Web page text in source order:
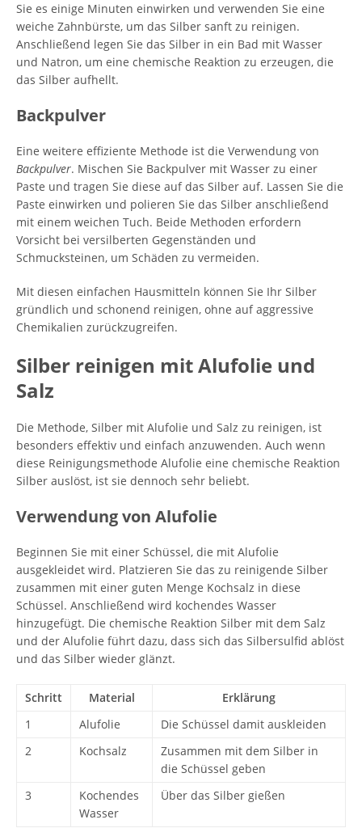
Sie es einige Minuten einwirken und verwenden Sie eine
weiche Zahnbürste, um das Silber sanft zu reinigen.
Anschließend legen Sie das Silber in ein Bad mit Wasser
und Natron, um eine chemische Reaktion zu erzeugen, die
das Silber aufhellt.
Backpulver
Eine weitere effiziente Methode ist die Verwendung von
Backpulver. Mischen Sie Backpulver mit Wasser zu einer
Paste und tragen Sie diese auf das Silber auf. Lassen Sie die
Paste einwirken und polieren Sie das Silber anschließend
mit einem weichen Tuch. Beide Methoden erfordern
Vorsicht bei versilberten Gegenständen und
Schmucksteinen, um Schäden zu vermeiden.
Mit diesen einfachen Hausmitteln können Sie Ihr Silber
gründlich und schonend reinigen, ohne auf aggressive
Chemikalien zurückzugreifen.
Silber reinigen mit Alufolie und
Salz
Die Methode, Silber mit Alufolie und Salz zu reinigen, ist
besonders effektiv und einfach anzuwenden. Auch wenn
diese Reinigungsmethode Alufolie eine chemische Reaktion
Silber auslöst, ist sie dennoch sehr beliebt.
Verwendung von Alufolie
Beginnen Sie mit einer Schüssel, die mit Alufolie
ausgekleidet wird. Platzieren Sie das zu reinigende Silber
zusammen mit einer guten Menge Kochsalz in diese
Schüssel. Anschließend wird kochendes Wasser
hinzugefügt. Die chemische Reaktion Silber mit dem Salz
und der Alufolie führt dazu, dass sich das Silbersulfid ablöst
und das Silber wieder glänzt.
Schritt Material
Erklärung
1
Alufolie
Die Schüssel damit auskleiden
2
Kochsalz
Zusammen mit dem Silber in
die Schüssel geben
3
Kochendes
Wasser
Über das Silber gießen